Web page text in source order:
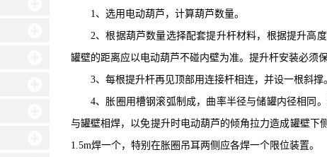
1、选用电动葫芦，计算葫芦数量。
2、根据葫芦数量选择配套提升杆材料，根据提升高
罐壁的距离应以电动葫芦不碰内壁为准。提升杆安装必须
3、每根提升杆再见顶部用连接杆相连，并设一根斜撑
4、胀圈用槽钢滚弧制成，曲率半径与储罐内径相同
与罐壁相焊，以免提升时电动葫芦的倾角拉力造成罐壁
1.5m焊一个，特别在胀圈吊耳两侧应各焊一个限位装置。